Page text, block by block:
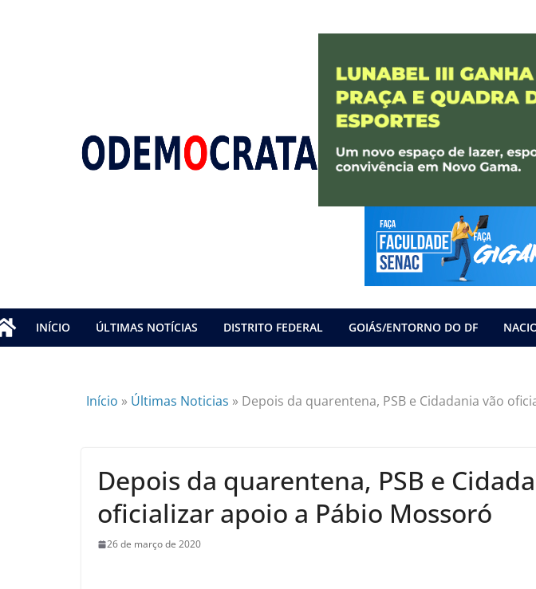
INÍCIO ÚLTIMAS NOTÍCIAS DISTRITO FEDERAL GOIÁS/ENTORNO DO DF
Início » Últimas Noticias » Depois da quarentena, PSB e Cidadania vão
Depois da quarentena, PSB e
oficializar apoio a Pábio Mossoró
26 de março de 2020